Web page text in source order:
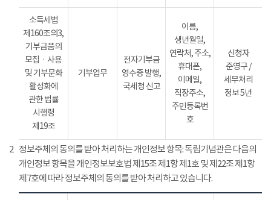
소득세법
제160조의3,
기부금품의
모집ㆍ사용
및 기부문화
활성화에
관한 법률
시행령
제19조
기부업무
전자기부금
영수증 발행,
국세청 신고
이름,
생년월일,
연락처, 주소,
휴대폰,
이메일,
직장주소,
주민등록번
호
신청자
준영구 /
세무처리
정보 5년
2 정보주체의 동의를 받아 처리하는 개인정보 항목: 독립기념관은 다음의
개인정보 항목을 개인정보보호법 제15조 제1항 제1호 및 제22조 제1항
제7호에 따라 정보주체의 동의를 받아 처리하고 있습니다.